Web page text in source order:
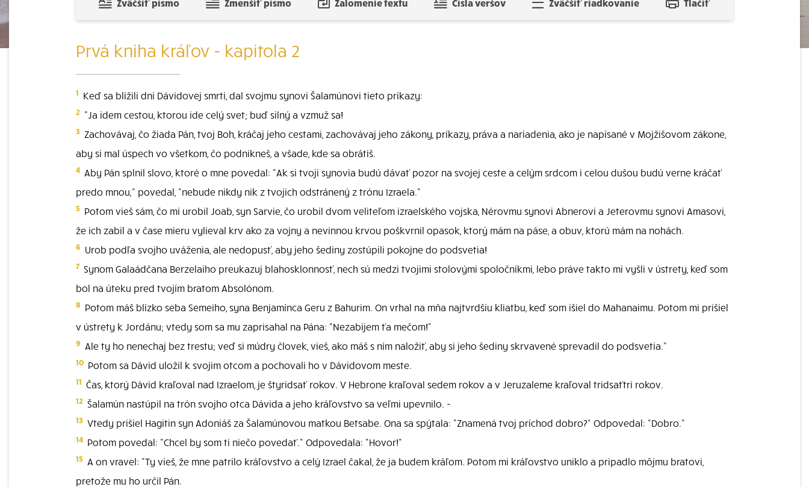
Prvá kniha kráľov - kapitola 2
1 Keď sa blížili dni Dávidovej smrti, dal svojmu synovi Šalamúnovi tieto príkazy:
2 "Ja idem cestou, ktorou ide celý svet; buď silný a vzmuž sa!
3 Zachovávaj, čo žiada Pán, tvoj Boh, kráčaj jeho cestami, zachovávaj jeho zákony, príkazy, práva a nariadenia, ako je napísané v Mojžišovom zákone,
aby si mal úspech vo všetkom, čo podnikneš, a všade, kde sa obrátiš.
4 Aby Pán splnil slovo, ktoré o mne povedal: "Ak si tvoji synovia budú dávať pozor na svojej ceste a celým srdcom i celou dušou budú verne kráčať
predo mnou," povedal, "nebude nikdy nik z tvojich odstránený z trónu Izraela."
5 Potom vieš sám, čo mi urobil Joab, syn Sarvie, čo urobil dvom veliteľom izraelského vojska, Nérovmu synovi Abnerovi a Jeterovmu synovi Amasovi,
že ich zabil a v čase mieru vylieval krv ako za vojny a nevinnou krvou poškvrnil opasok, ktorý mám na páse, a obuv, ktorú mám na nohách.
6 Urob podľa svojho uváženia, ale nedopusť, aby jeho šediny zostúpili pokojne do podsvetia!
7 Synom Galaádčana Berzelaiho preukazuj blahosklonnosť, nech sú medzi tvojimi stolovými spoločníkmi, lebo práve takto mi vyšli v ústrety, keď som
bol na úteku pred tvojím bratom Absolónom.
8 Potom máš blízko seba Semeiho, syna Benjamínca Geru z Bahurim. On vrhal na mňa najtvrdšiu kliatbu, keď som išiel do Mahanaimu. Potom mi prišiel
v ústrety k Jordánu; vtedy som sa mu zaprisahal na Pána: "Nezabijem ťa mečom!"
9 Ale ty ho nenechaj bez trestu; veď si múdry človek, vieš, ako máš s ním naložiť, aby si jeho šediny skrvavené sprevadil do podsvetia."
10 Potom sa Dávid uložil k svojim otcom a pochovali ho v Dávidovom meste.
11 Čas, ktorý Dávid kraľoval nad Izraelom, je štyridsať rokov. V Hebrone kraľoval sedem rokov a v Jeruzaleme kraľoval tridsaťtri rokov.
12 Šalamún nastúpil na trón svojho otca Dávida a jeho kráľovstvo sa veľmi upevnilo. -
13 Vtedy prišiel Hagitin syn Adoniáš za Šalamúnovou matkou Betsabe. Ona sa spýtala: "Znamená tvoj príchod dobro?" Odpovedal: "Dobro."
14 Potom povedal: "Chcel by som ti niečo povedať." Odpovedala: "Hovor!"
15 A on vravel: "Ty vieš, že mne patrilo kráľovstvo a celý Izrael čakal, že ja budem kráľom. Potom mi kráľovstvo uniklo a pripadlo môjmu bratovi,
pretože mu ho určil Pán.